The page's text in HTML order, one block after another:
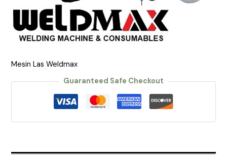
Mesin Las Weldmax
Guaranteed Safe Checkout